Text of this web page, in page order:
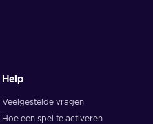
Help
Veelgestelde vragen
Hoe een spel te activeren